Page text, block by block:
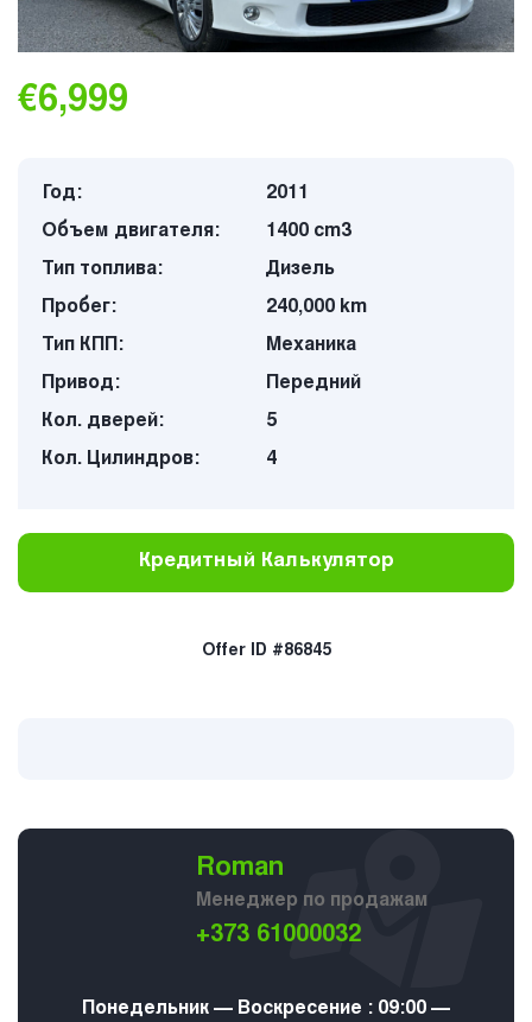
€6,999
Год:
2011
Объем двигателя:
1400 cm3
Тип топлива:
Дизель
Пробег:
240,000 km
Тип КПП:
Механика
Привод:
Передний
Кол. дверей:
5
Кол. Цилиндров:
4
Кредитный Калькулятор
Offer ID #86845
Roman
Менеджер по продажам
+373 61000032
Понедельник — Воскресение : 09:00 —